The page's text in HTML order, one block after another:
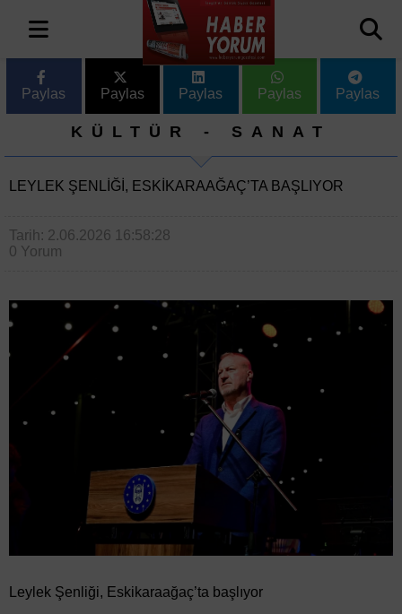
Paylas Paylas Paylas Paylas Paylas
KÜLTÜR - SANAT
LEYLEK ŞENLIĞI, ESKIKARAAĞAÇ’TA BAŞLIYOR
Tarih: 2.06.2026 16:58:28
0 Yorum
Leylek Şenliği, Eskikaraağaç’ta başlıyor